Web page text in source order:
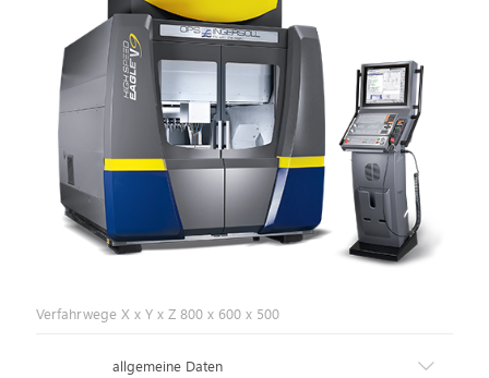
Verfahrwege X x Y x Z 800 x 600 x 500
allgemeine Daten